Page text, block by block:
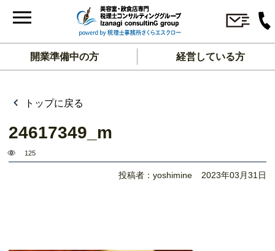
開業準備中の方 経営している方
トップに戻る
24617349_m
125
投稿者：yoshimine 2023年03月31日